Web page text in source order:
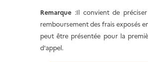
Remarque:Il convient de
remboursement des frais exposés
peut être présentée pour la
d'appel.